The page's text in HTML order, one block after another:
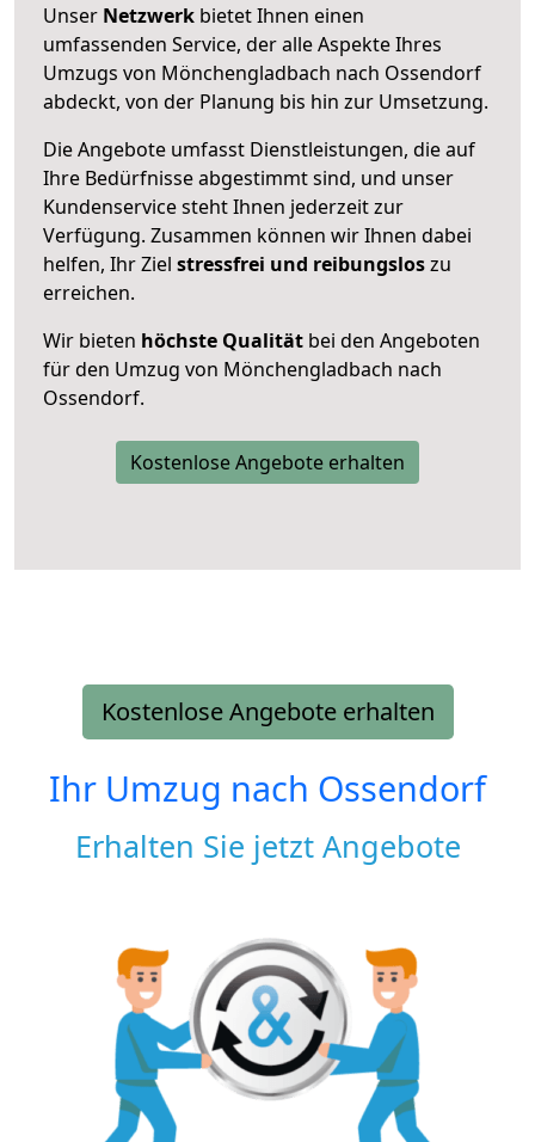
Unser Netzwerk bietet Ihnen einen
umfassenden Service, der alle Aspekte Ihres
Umzugs von Mönchengladbach nach Ossendorf
abdeckt, von der Planung bis hin zur Umsetzung.
Die Angebote umfasst Dienstleistungen, die auf
Ihre Bedürfnisse abgestimmt sind, und unser
Kundenservice steht Ihnen jederzeit zur
Verfügung. Zusammen können wir Ihnen dabei
helfen, Ihr Ziel stressfrei und reibungsloszu
erreichen.
Wir bieten höchste Qualität bei den Angeboten
für den Umzug von Mönchengladbach nach
Ossendorf.
Kostenlose Angebote erhalten
Kostenlose Angebote erhalten
Ihr Umzug nach Ossendorf
Erhalten Sie jetzt Angebote